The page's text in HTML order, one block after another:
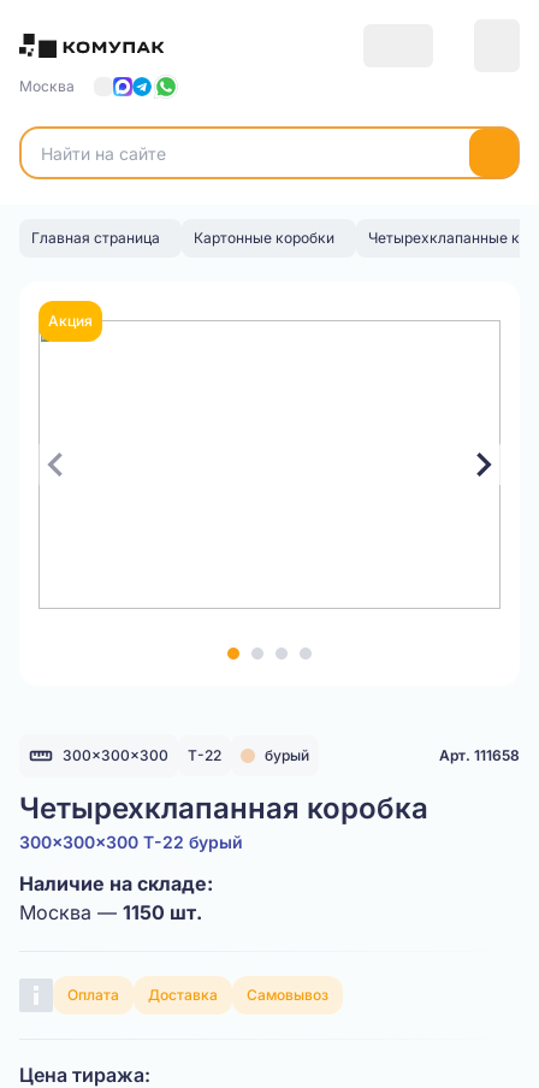
Москва
Главная страница Картонные коробки Четырехклапанные
Акция
300x300x300 Т-22 бурый Арт. 111658
Четырехклапанная коробка
300x300x300 Т-22 бурый
Наличие на складе:
Москва — 1150 шт.
Оплата Доставка Самовывоз
Цена тиража: